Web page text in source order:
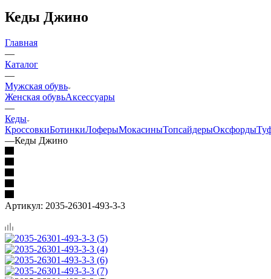
Кеды Джино
Главная
—
Каталог
—
Мужская обувь
Женская обувьАксессуары
—
Кеды
КроссовкиБотинкиЛоферыМокасиныТопсайдерыОксфорды
—Кеды Джино
Артикул: 2035-26301-493-3-3